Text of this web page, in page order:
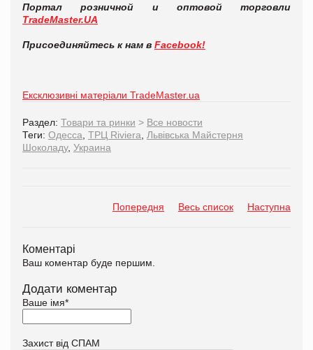
Портал розничной и оптовой торговли
TradeMaster.UA
Присоединяйтесь к нам в Facebook!
Ексклюзивні матеріали TradeMaster.ua
Раздел: Товари та ринки > Все новости
Теги: Одесса ТРЦ Riviera
Львівська Майстерня
Шоколаду, Украина
Попередня Весь список Наступна
Коментарі
Ваш коментар буде першим.
Додати коментар
Ваше імя*
Захист від СПАМ